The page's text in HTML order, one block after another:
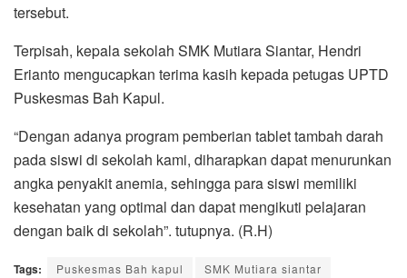
tersebut.
Terpisah, kepala sekolah SMK Mutiara Siantar, Hendri
Erianto mengucapkan terima kasih kepada petugas UPTD
Puskesmas Bah Kapul.
“Dengan adanya program pemberian tablet tambah darah
pada siswi di sekolah kami, diharapkan dapat menurunkan
angka penyakit anemia, sehingga para siswi memiliki
kesehatan yang optimal dan dapat mengikuti pelajaran
dengan baik di sekolah”. tutupnya. (R.H)
Tags: Puskesmas Bah kapul
SMK Mutiara siantar